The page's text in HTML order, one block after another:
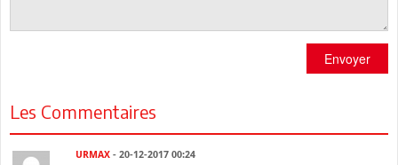
Envoyer
Les Commentaires
URMAX - 20-12-2017 00:24